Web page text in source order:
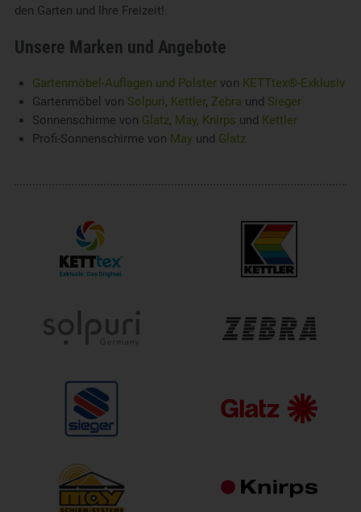
den Garten und Ihre Freizeit!
Unsere Marken und Angebote
Gartenmöbel-Auflagen und Polstervon KETTtex®-Exklusiv
Gartenmöbel von Solpuri, Kettler, Zebra und Sieger
Sonnenschirme von Glatz, May, Knirps und Kettler
Profi-Sonnenschirme von Mayund Glatz